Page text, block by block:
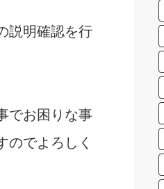
説明確認を行
でお困りな事
のでよろしく